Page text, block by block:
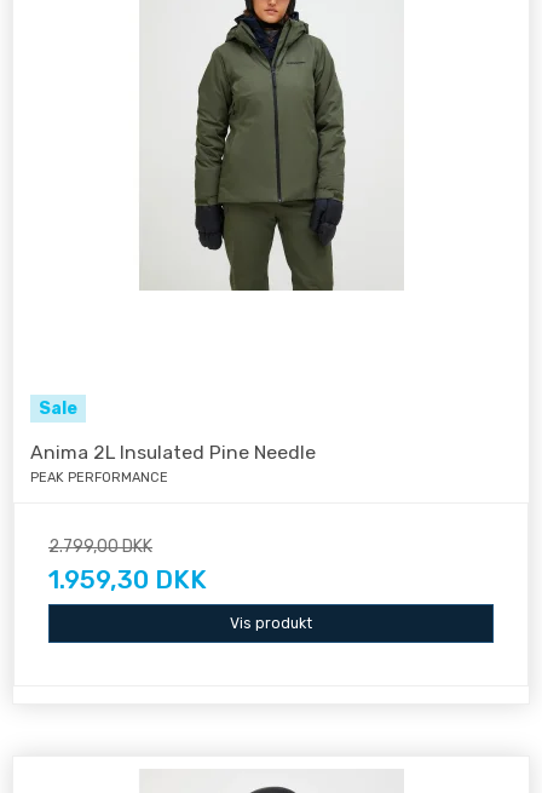
Sale
Anima 2L Insulated Pine Needle
PEAK PERFORMANCE
2.799,00 DKK
1.959,30 DKK
Vis produkt